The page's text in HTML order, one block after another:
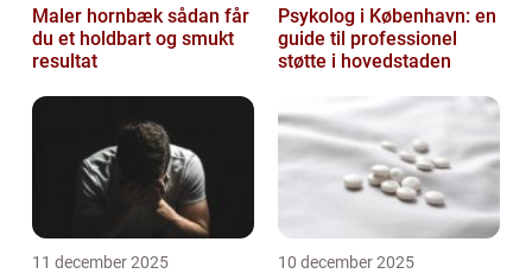
Maler hornbæk sådan får
du et holdbart og smukt
resultat
Psykolog i København: en
guide til professionel
støtte i hovedstaden
11 december 2025 10 december 2025